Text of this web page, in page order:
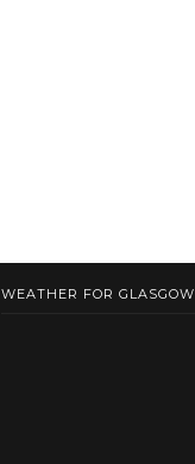
WEATHER FOR GLASGOW